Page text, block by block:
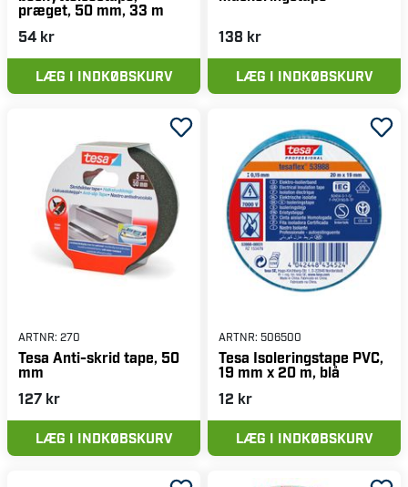
præget, 50 mm, 33 m
54 kr
LÆG I INDKØBSKURV
138 kr
LÆG I INDKØBSKURV
ARTNR: 270
Tesa Anti-skrid tape, 50
mm
127 kr
LÆG I INDKØBSKURV
ARTNR: 506500
Tesa Isoleringstape PVC,
19 mm x 20 m, blå
12 kr
LÆG I INDKØBSKURV